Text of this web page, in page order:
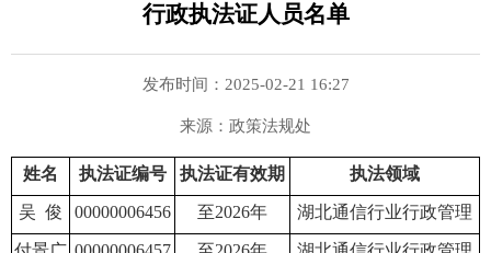
行政执法证人员名单
发布时间：2025-02-21 16:27
来源：政策法规处
姓名 执法证编号 执法证有效期 执法领域
吴 俊 00000006456 至2026年 湖北通信行业行政管理